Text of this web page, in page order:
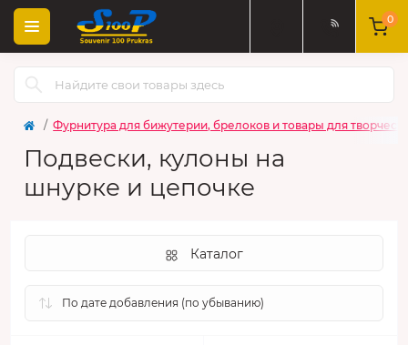
0
Фурнитура для бижутерии, брелоков и товары для
Подвески, кулоны на
шнурке и цепочке
Каталог